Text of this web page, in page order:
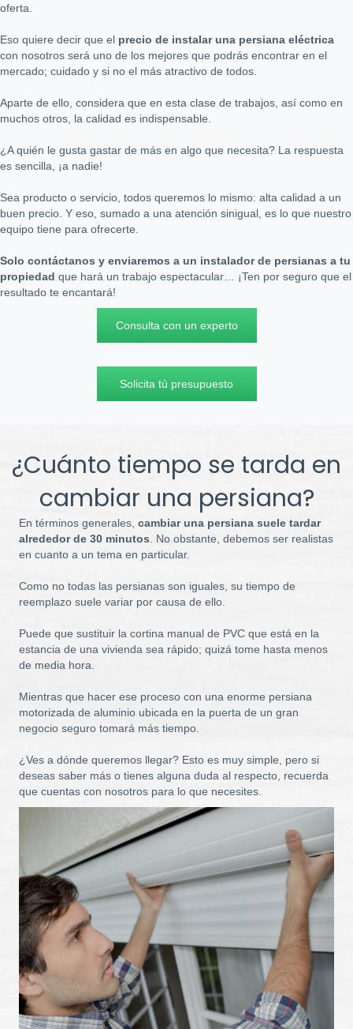
oferta.
Eso quiere decir que el precio de instalar una persiana eléctrica
con nosotros será uno de los mejores que podrás encontrar en el
mercado; cuidado y si no el más atractivo de todos.
Aparte de ello, considera que en esta clase de trabajos, así como en
muchos otros, la calidad es indispensable.
¿A quién le gusta gastar de más en algo que necesita? La respuesta
es sencilla, ¡a nadie!
Sea producto o servicio, todos queremos lo mismo: alta calidad a un
buen precio. Y eso, sumado a una atención sinigual, es lo que nuestro
equipo tiene para ofrecerte.
Solo contáctanos y enviaremos a un instalador de persianas a tu
propiedad que hará un trabajo espectacular… ¡Ten por seguro que el
resultado te encantará!
Consulta con un experto
Solicita tú presupuesto
¿Cuánto tiempo se tarda en
cambiar una persiana?
En términos generales, cambiar una persiana suele tardar
alrededor de 30 minutos . No obstante, debemos ser realistas
en cuanto a un tema en particular.
Como no todas las persianas son iguales, su tiempo de
reemplazo suele variar por causa de ello.
Puede que sustituir la cortina manual de PVC que está en la
estancia de una vivienda sea rápido; quizá tome hasta menos
de media hora.
Mientras que hacer ese proceso con una enorme persiana
motorizada de aluminio ubicada en la puerta de un gran
negocio seguro tomará más tiempo.
¿Ves a dónde queremos llegar? Esto es muy simple, pero si
deseas saber más o tienes alguna duda al respecto, recuerda
que cuentas con nosotros para lo que necesites.